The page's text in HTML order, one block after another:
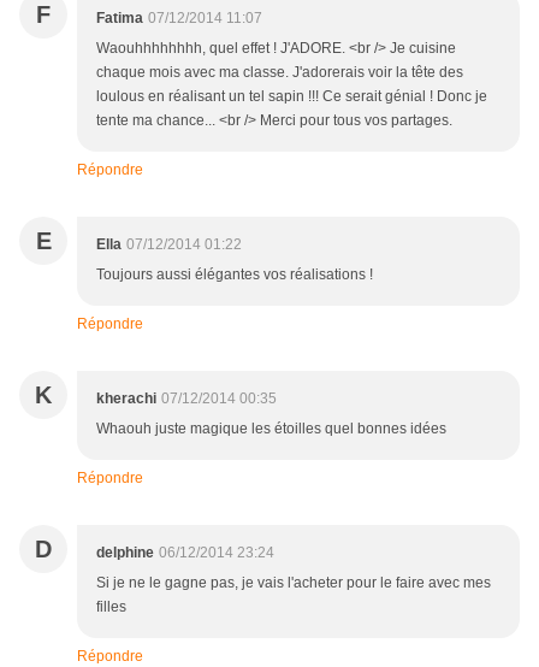
F Fatima 07/12/2014 11:07
Waouhhhhhhhh, quel effet ! J'ADORE. <br /> Je cuisine
chaque mois avec ma classe. J'adorerais voir la tête des
loulous en réalisant un tel sapin !!! Ce serait génial ! Donc je
tente ma chance... <br /> Merci pour tous vos partages.
Répondre
E Ella 07/12/2014 01:22
Toujours aussi élégantes vos réalisations !
Répondre
K kherachi 07/12/2014 00:35
Whaouh juste magique les étoilles quel bonnes idées
Répondre
D delphine 06/12/2014 23:24
Si je ne le gagne pas, je vais l'acheter pour le faire avec mes
filles
Répondre